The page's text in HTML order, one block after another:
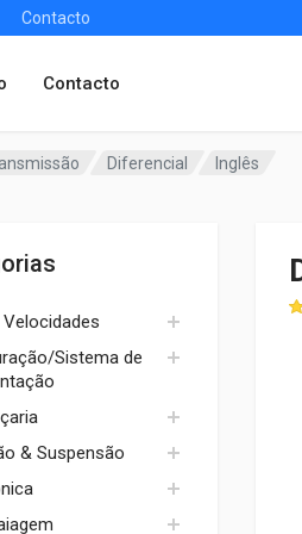
Contacto
Contacto
Diferencial Inglês
Velocidades
Suportes
E/Rocket
Sistema de
admissão
/ Reforço
& Suspensão